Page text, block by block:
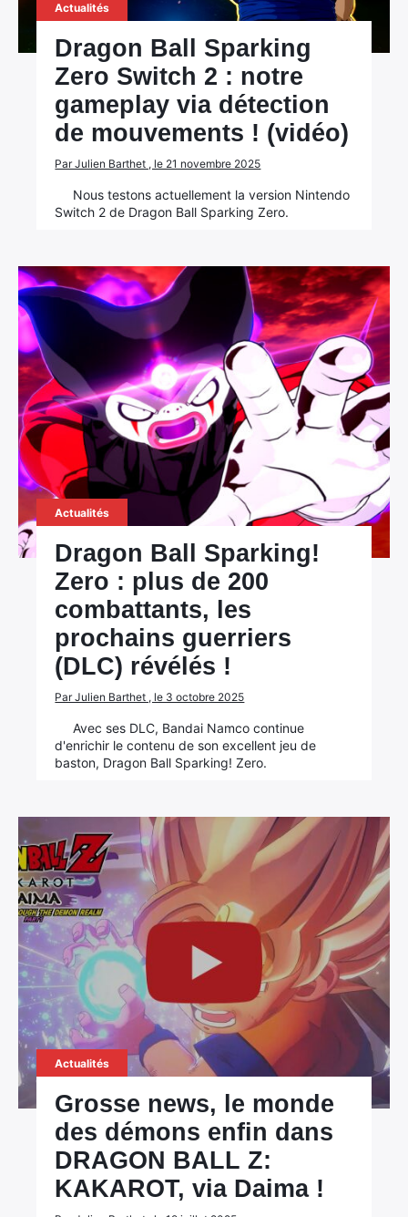
Actualités
Dragon Ball Sparking
Zero Switch 2 : notre
gameplay via détection
de mouvements ! (vidéo)
Par Julien Barthet , le 21 novembre 2025
Nous testons actuellement la version Nintendo
Switch 2 de Dragon Ball Sparking Zero.
Actualités
Dragon Ball Sparking!
Zero : plus de 200
combattants, les
prochains guerriers
(DLC) révélés !
Par Julien Barthet , le 3 octobre 2025
Avec ses DLC, Bandai Namco continue
d'enrichir le contenu de son excellent jeu de
baston, Dragon Ball Sparking! Zero.
Actualités
Grosse news, le monde
des démons enfin dans
DRAGON BALL Z:
KAKAROT, via Daima !